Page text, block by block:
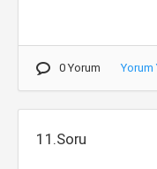
0 Yorum Yorum
11.Soru